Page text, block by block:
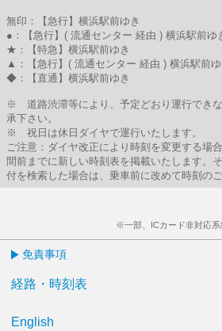
無印：【急行】横浜駅前ゆき
●：【急行】( 流通センター 経由 ) 横浜駅前ゆ
★：【特急】横浜駅前ゆき
▲：【急行】( 流通センター 経由 ) 横浜駅前ゆ
◆：【直通】横浜駅前ゆき
※ 道路渋滞等により、予定どおり運行でき
承下さい。
※ 祝日は休日ダイヤで運行いたします。
ご注意：ダイヤ改正により時刻を変更する場
間前までに新しい時刻表を掲載いたします。
付を検索した場合は、乗車前に改めて時刻の
※一部、ICカード非対応系
免責事項
経路・時刻表
English